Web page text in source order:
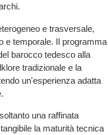
e trasversale,
e temporale. Il programma
barocco tedesco alla
tradizionale e la
un'esperienza adatta
una raffinata
la maturità tecnica